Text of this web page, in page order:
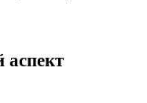
аспект